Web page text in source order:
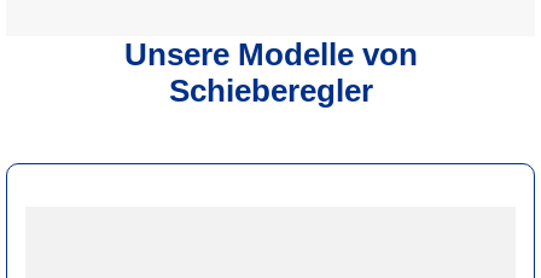
Unsere Modelle von
Schieberegler